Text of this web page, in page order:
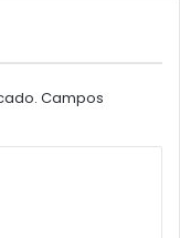
Campos